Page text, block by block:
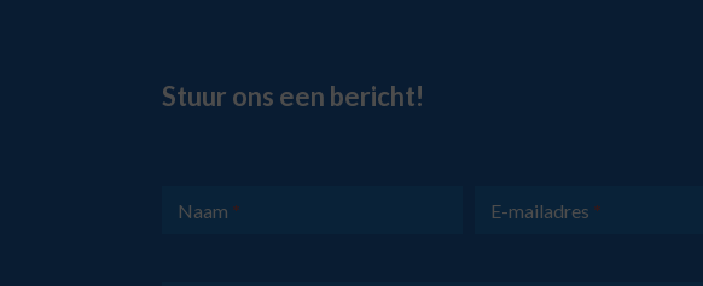
Stuur ons een bericht!
Naam * E-mailadres *